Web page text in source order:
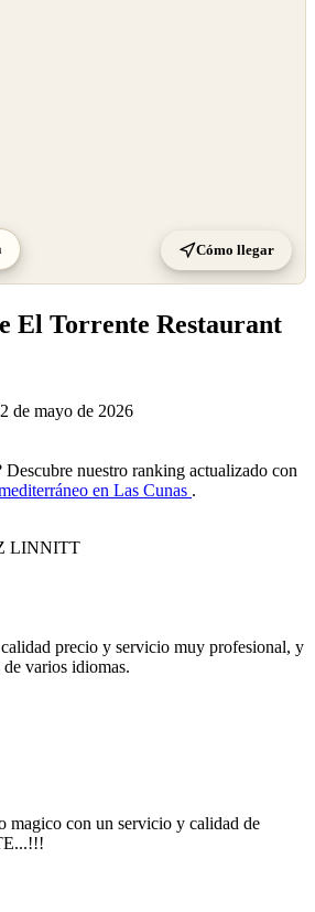
Cómo llegar
El Torrente Restaurant
de mayo de 2026
Descubre nuestro ranking actualizado con
en Las Cunas .
LINNITT
precio y servicio muy profesional, y
varios idiomas.
magico con un servicio y calidad de